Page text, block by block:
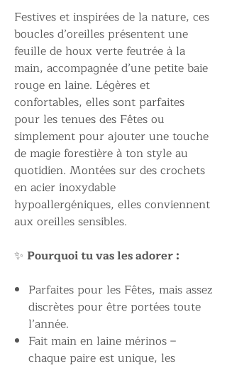
Festives et inspirées de la nature, ces
boucles d’oreilles présentent une
feuille de houx verte feutrée à la
main, accompagnée d’une petite baie
rouge en laine. Légères et
confortables, elles sont parfaites
pour les tenues des Fêtes ou
simplement pour ajouter une touche
de magie forestière à ton style au
quotidien. Montées sur des crochets
en acier inoxydable
hypoallergéniques, elles conviennent
aux oreilles sensibles.
✨ Pourquoi tu vas les adorer :
Parfaites pour les Fêtes, mais assez
discrètes pour être portées toute
l’année.
Fait main en laine mérinos –
chaque paire est unique, les